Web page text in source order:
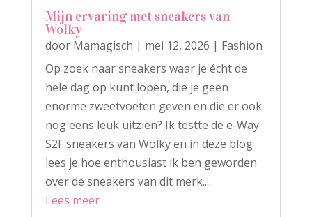
Mijn ervaring met sneakers van
Wolky
door Mamagisch | mei 12, 2026 | Fashion
Op zoek naar sneakers waar je écht de
hele dag op kunt lopen, die je geen
enorme zweetvoeten geven en die er ook
nog eens leuk uitzien? Ik testte de e-Way
S2F sneakers van Wolky en in deze blog
lees je hoe enthousiast ik ben geworden
over de sneakers van dit merk....
Lees meer